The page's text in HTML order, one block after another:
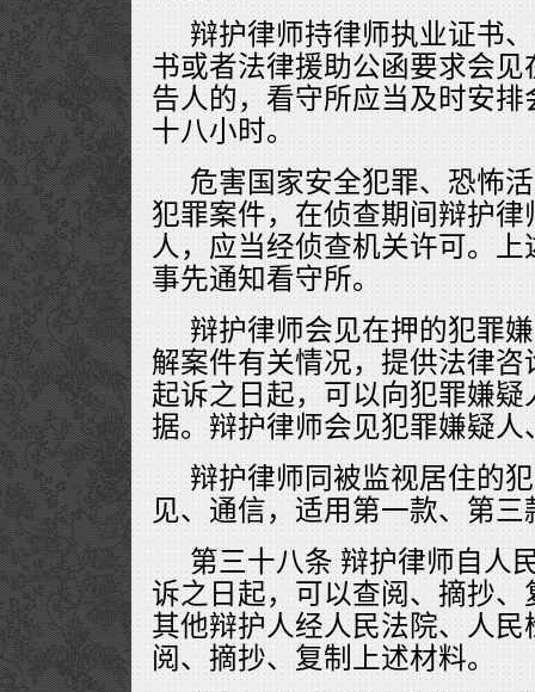
辩护律师持律师执业证书
书或者法律援助公函要求会
告人的，看守所应当及时安
十八小时。
危害国家安全犯罪、恐怖
犯罪案件，在侦查期间辩护
人，应当经侦查机关许可。
事先通知看守所。
辩护律师会见在押的犯罪
解案件有关情况，提供法律
起诉之日起，可以向犯罪嫌
据。辩护律师会见犯罪嫌疑
辩护律师同被监视居住的
见、通信，适用第一款、第
第三十八条 辩护律师自人
诉之日起，可以查阅、摘抄
其他辩护人经人民法院、人
阅、摘抄、复制上述材料。